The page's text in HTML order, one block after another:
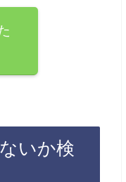
いか検